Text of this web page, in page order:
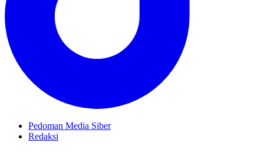
Pedoman Media Siber
Redaksi